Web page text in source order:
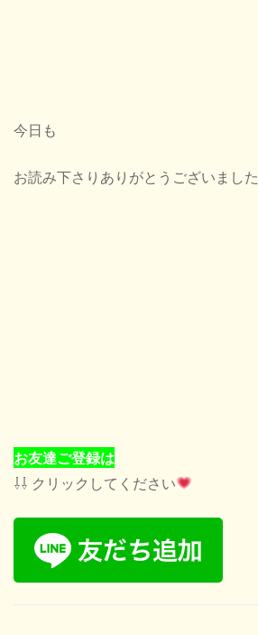
今日も
お読み下さりありがとうございました
お友達ご登録は
⇩⇩ クリックしてください